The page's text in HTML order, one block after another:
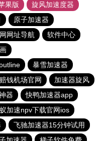
果版
旋风加速度器
原子加速器
网址导航
软件中心
暴雪加速器
赔钱机场官网
加速器旋风
器
快鸭加速器app
加速npv下载官网ios
飞驰加速器15分钟试用